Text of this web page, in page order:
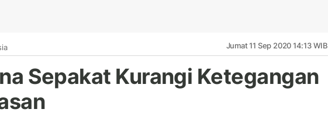
Jumat 11 Sep 2020 14:13 WIB
Sepakat Kurangi Ketegangan